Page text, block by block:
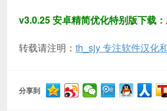
v3.0.25 安卓精简优化特别版下载：
转载请注明： th_sjy 专注软件汉化
分享到